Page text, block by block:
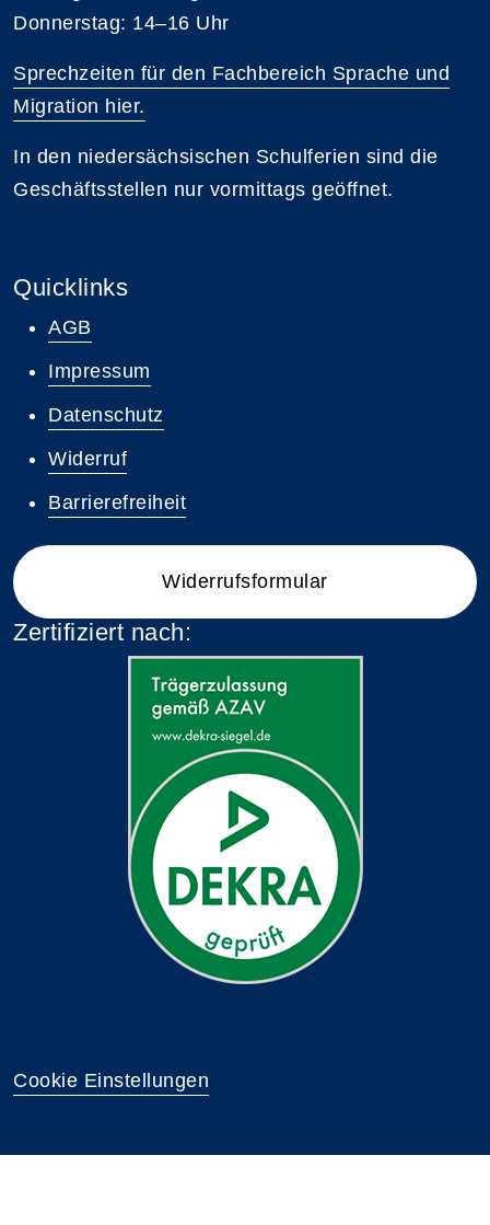
Donnerstag: 14–16 Uhr
Sprechzeiten für den Fachbereich Sprache und
Migration hier.
In den niedersächsischen Schulferien sind die
Geschäftsstellen nur vormittags geöffnet.
Quicklinks
AGB
Impressum
Datenschutz
Widerruf
Barrierefreiheit
Widerrufsformular
Zertifiziert nach:
Cookie Einstellungen